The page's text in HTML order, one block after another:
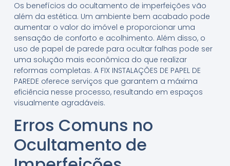
Os benefícios do ocultamento de imperfeições vão
além da estética. Um ambiente bem acabado pode
aumentar o valor do imóvel e proporcionar uma
sensação de conforto e acolhimento. Além disso, o
uso de papel de parede para ocultar falhas pode ser
uma solução mais econômica do que realizar
reformas completas. A FIX INSTALAÇÕES DE PAPEL DE
PAREDE oferece serviços que garantem a máxima
eficiência nesse processo, resultando em espaços
visualmente agradáveis.
Erros Comuns no
Ocultamento de